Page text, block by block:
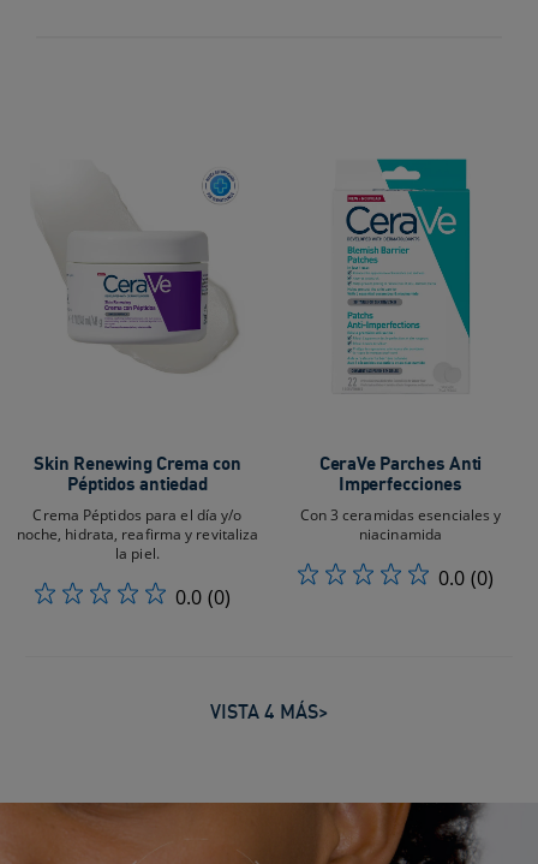
Skin Renewing Crema con
Péptidos antiedad
Crema Péptidos para el día y/o
noche, hidrata, reafirma y revitaliza
la piel.
0.0 (0)
CeraVe Parches Anti
Imperfecciones
Con 3 ceramidas esenciales y
niacinamida
0.0 (0)
VISTA 4 MÁS>